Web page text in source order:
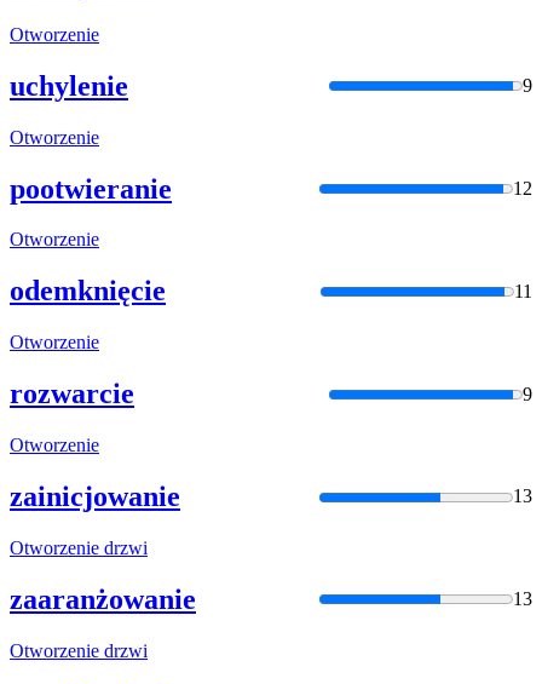
Otworzenie
uchylenie 9
Otworzenie
pootwieranie 12
Otworzenie
odemknięcie 11
Otworzenie
rozwarcie 9
Otworzenie
zainicjowanie 13
Otworzenie drzwi
zaaranżowanie 13
Otworzenie drzwi